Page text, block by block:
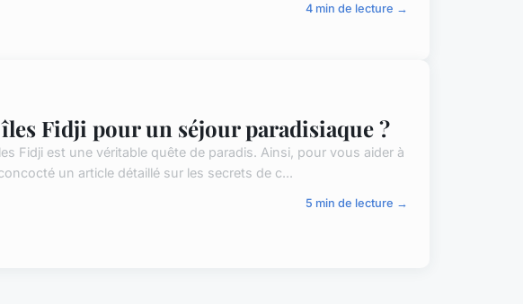
4 min de lecture →
Fidji pour un séjour paradisiaque ?
Fidji est une véritable quête de paradis. Ainsi, pour vous aider à
un article détaillé sur les secrets de c...
5 min de lecture →